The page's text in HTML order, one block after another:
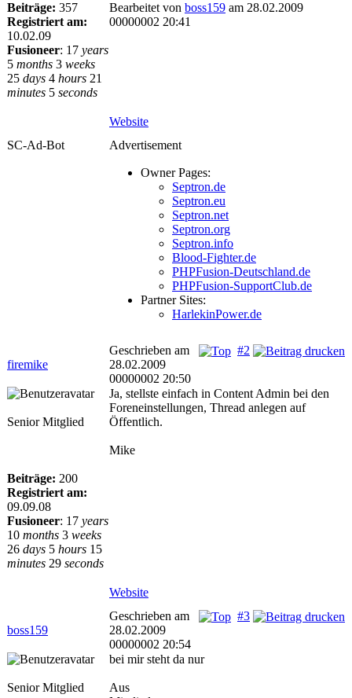
Beiträge: 357
Registriert am:
10.02.09
Fusioneer: 17 years
5 months 3 weeks
25 days 4 hours 21
minutes 5 seconds
Bearbeitet von boss159 am 28.02.2009
00000002 20:41
Website
SC-Ad-Bot
Advertisement
Owner Pages:
Septron.de
Septron.eu
Septron.net
Septron.org
Septron.info
Blood-Fighter.de
PHPFusion-Deutschland.de
PHPFusion-SupportClub.de
Partner Sites:
HarlekinPower.de
firemike
#2
Geschrieben am
28.02.2009
00000002 20:50
Senior Mitglied
Beiträge: 200
Registriert am:
09.09.08
Fusioneer: 17 years
10 months 3 weeks
26 days 5 hours 15
minutes 29 seconds
Ja, stellste einfach in Content Admin bei den
Foreneinstellungen, Thread anlegen auf
Öffentlich.
Mike
Website
boss159
#3
Geschrieben am
28.02.2009
00000002 20:54
Senior Mitglied
bei mir steht da nur
Aus